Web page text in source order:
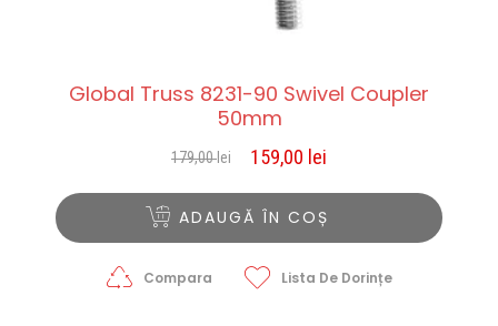
Global Truss 8231-90 Swivel Coupler
50mm
179,00 lei
Prețul
a
179,00 lei.
159,00 lei
ADAUGĂ ÎN COȘ
Compara Lista De Dorințe